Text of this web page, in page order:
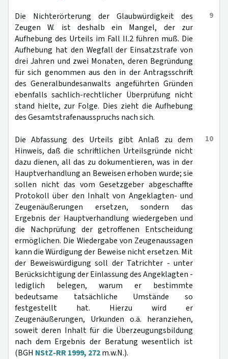
9
Die Nichterörterung der Glaubwürdigkeit des
Zeugen W. ist deshalb ein Mangel, der zur
Aufhebung des Urteils im Fall II.2 führen muß. Die
Aufhebung hat den Wegfall der Einsatzstrafe von
drei Jahren und zwei Monaten, deren Begründung
für sich genommen aus den in der Antragsschrift
des Generalbundesanwalts angeführten Gründen
ebenfalls sachlich-rechtlicher Überprüfung nicht
stand hielte, zur Folge. Dies zieht die Aufhebung
des Gesamtstrafenausspruchs nach sich.
10
Die Abfassung des Urteils gibt Anlaß zu dem
Hinweis, daß die schriftlichen Urteilsgründe nicht
dazu dienen, all das zu dokumentieren, was in der
Hauptverhandlung an Beweisen erhoben wurde; sie
sollen nicht das vom Gesetzgeber abgeschaffte
Protokoll über den Inhalt von Angeklagten- und
Zeugenäußerungen ersetzen, sondern das
Ergebnis der Hauptverhandlung wiedergeben und
die Nachprüfung der getroffenen Entscheidung
ermöglichen. Die Wiedergabe von Zeugenaussagen
kann die Würdigung der Beweise nicht ersetzen. Mit
der Beweiswürdigung soll der Tatrichter - unter
Berücksichtigung der Einlassung des Angeklagten -
lediglich belegen, warum er bestimmte
bedeutsame tatsächliche Umstände so
festgestellt hat. Hierzu wird er
Zeugenäußerungen, Urkunden o.ä. heranziehen,
soweit deren Inhalt für die Überzeugungsbildung
nach dem Ergebnis der Beratung wesentlich ist
(BGH NStZ-RR 1999, 272m.w.N.).